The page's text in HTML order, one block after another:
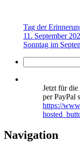
Tag der
11. September
Sonntag im
Jetzt für
per PayPal
https://
Navigation